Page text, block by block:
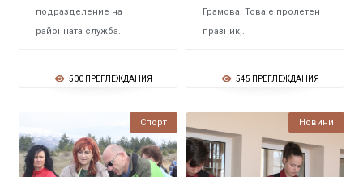
подразделение на
районната служба.
500 ПРЕГЛЕЖДАНИЯ
Грамова. Това е пролетен
празник,.
545 ПРЕГЛЕЖДАНИЯ
Спорт Новини